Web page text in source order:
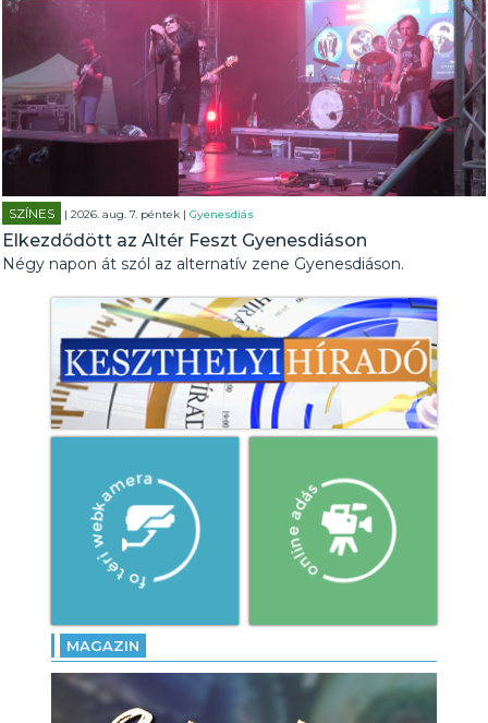
SZÍNES | 2026. aug. 7. péntek |Gyenesdiás
Elkezdődött az Altér Feszt Gyenesdiáson
Négy napon át szól az alternatív zene Gyenesdiáson.
MAGAZIN